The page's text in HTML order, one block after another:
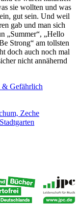
sie wollten und was
gut sein. Und weil
gab und man sich
„Summer“, „Hello
Strong“ am tollsten
doch auch noch mal
nicht annähernd
& Gefährlich
Zeche